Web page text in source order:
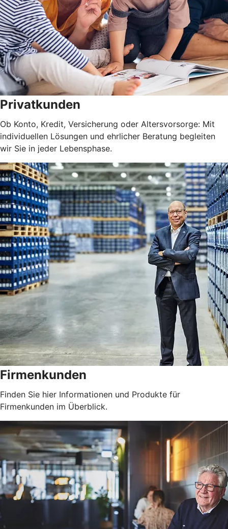
Privatkunden
Ob Konto, Kredit, Versicherung oder Altersvorsorge: Mit
individuellen Lösungen und ehrlicher Beratung begleiten
wir Sie in jeder Lebensphase.
Firmenkunden
Finden Sie hier Informationen und Produkte für
Firmenkunden im Überblick.